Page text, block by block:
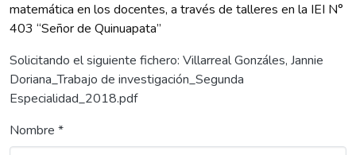
matemática en los docentes, a través de talleres en la IEI N°
403 “Señor de Quinuapata”
Solicitando el siguiente fichero: Villarreal Gonzáles, Jannie
Doriana_Trabajo de investigación_Segunda
Especialidad_2018.pdf
Nombre *